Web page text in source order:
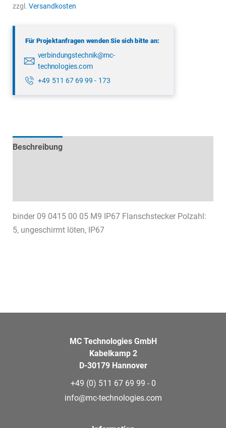
0415
zzgl. Versandkosten
Für Projektanfragen wenden Sie sich bitte an:
verbindungstechnik@mc-
technologies.com
+49 511 67 69 99 - 173
Beschreibung
binder 09 0415 00 05 M9 IP67 Flanschstecker Polzahl:
5, ungeschirmt löten, IP67
MC Technologies GmbH
Kabelkamp 2
D-30179 Hannover
+49 (0) 511 67 69 99 - 0
info@mc-technologies.com